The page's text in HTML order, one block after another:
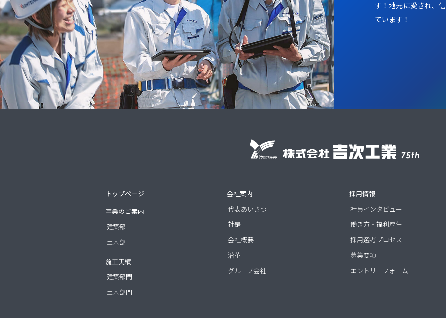
す！地元に愛され、
ています！
トップページ
事業のご案内
建築部
土木部
施工実績
建築部門
土木部門
会社案内
代表あいさつ
社是
会社概要
沿革
グループ会社
採用情報
社員インタビュー
働き方・福利厚生
採用選考プロセス
募集要項
エントリーフォーム